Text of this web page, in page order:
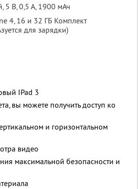
5 В, 0,5 А, 1900 мАч
4, 16 и 32 ГБ Комплект
для зарядки)
IPad 3
вы можете получить доступ ко
и горизонтальном
видео
максимальной безопасности и